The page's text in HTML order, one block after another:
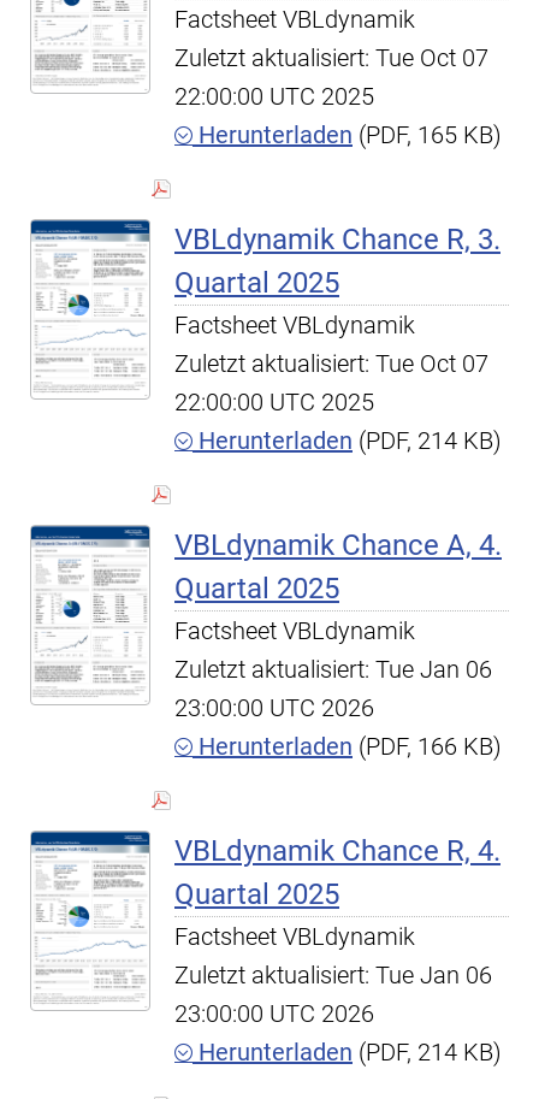
Factsheet VBLdynamik
Zuletzt aktualisiert: Tue Oct 07
22:00:00 UTC 2025
Herunterladen (PDF, 165 KB)
VBLdynamik Chance R, 3.
Quartal 2025
Factsheet VBLdynamik
Zuletzt aktualisiert: Tue Oct 07
22:00:00 UTC 2025
Herunterladen (PDF, 214 KB)
VBLdynamik Chance A, 4.
Quartal 2025
Factsheet VBLdynamik
Zuletzt aktualisiert: Tue Jan 06
23:00:00 UTC 2026
Herunterladen (PDF, 166 KB)
VBLdynamik Chance R, 4.
Quartal 2025
Factsheet VBLdynamik
Zuletzt aktualisiert: Tue Jan 06
23:00:00 UTC 2026
Herunterladen (PDF, 214 KB)